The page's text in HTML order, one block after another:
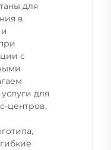
для
в
с
для
центров,